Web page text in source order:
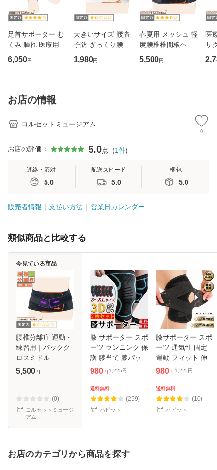
足首サポーター む
くみ 腫れ 医療用
アンクルソフト
6,050円
大きいサイズ 腰痛
予防 ぎっくり腰｜
マックスベルトme
2(3L・4L・5Lサイ
1,980円
春夏用 メッシュ 軽
度腰椎椎間板ヘル
ニア｜ガード・メ
ッシュA
5,500円
医
サ
お店の情報
コルセットミュージアム
0
お店の評価： 5.0点 (1件)
連絡・応対
5.0
配送スピード
5.0
梱包
5.0
販売者情報 支払い方法 営業日カレンダー
類似商品と比較する
腰椎分離症 運動・
練習用｜バックク
ロスミドル
5,500円
(0)
コルセットミュージ
アム
今見ている商品
膝 サポーター スポ
ーツ ランニング 保
護 膝当て 膝パッド
医療用 ひざ ニーリ
980円 1,225円
送料無料
(259)
ハビット
膝サポーター スポ
ーツ 通気性 固定
運動 フィット 伸縮
着用簡単 立ち仕事
高齢者 動きやすい
スムーズ 調整 マジ
ッ
980円 1,225円
送料無料
(10)
ハビット
お店のカテゴリから商品を探す